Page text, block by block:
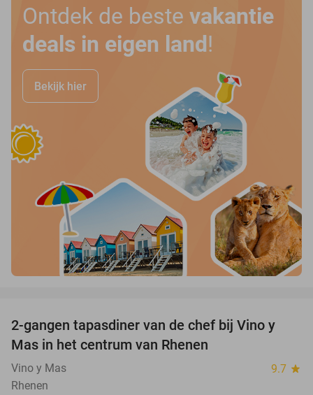
Ontdek de beste vakantie
deals in eigen land!
Bekijk hier
33%
2-gangen tapasdiner van de chef bij Vino y
Mas in het centrum van Rhenen
Vino y Mas 9.7 star
Rhenen